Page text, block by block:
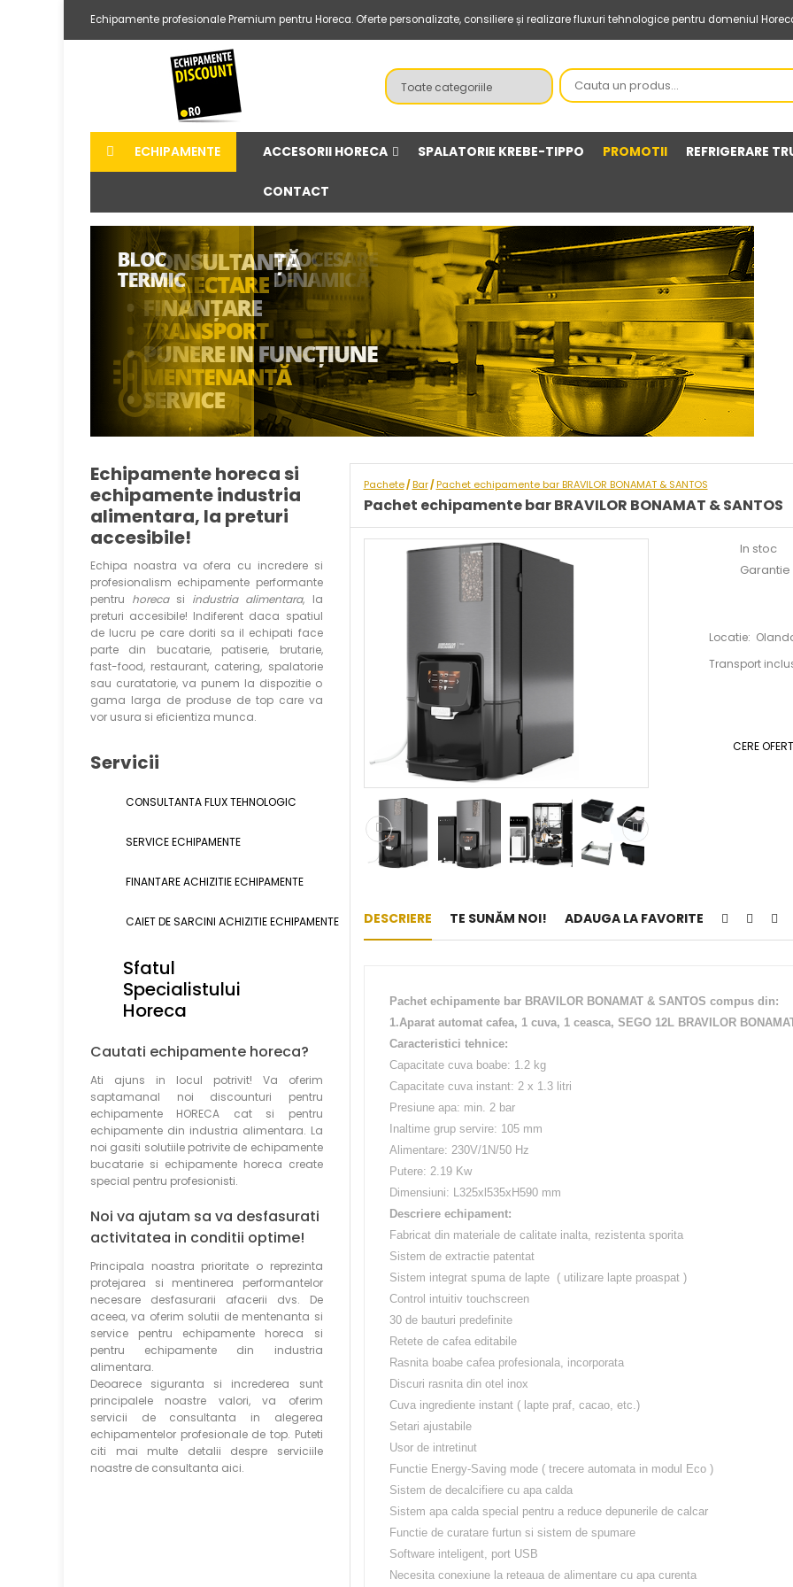
Echipamente profesionale Premium pentru Horeca. Oferte personalizate, consiliere și realizare fluxuri tehnologice pentru domeniul
ECHIPAMENTE ACCESORII HORECA SPALATORIE KREBE-TIPPO PROMOTII REFRIGERARE
CONTACT
Echipamente horeca si
echipamente industria
alimentara, la preturi
accesibile!
Echipa noastra va ofera cu incredere si
profesionalism echipamente performante
pentru horecasi industria alimentara, la
preturi accesibile! Indiferent daca spatiul
de lucru pe care doriti sa il echipati face
parte din bucatarie, patiserie, brutarie,
fast-food, restaurant, catering, spalatorie
sau curatatorie, va punem la dispozitie o
gama larga de produse de top care va
vor usura si eficientiza munca.
Servicii
CONSULTANTA FLUX TEHNOLOGIC
SERVICE ECHIPAMENTE
FINANTARE ACHIZITIE ECHIPAMENTE
CAIET DE SARCINI ACHIZITIEECHIPAMENTE
Sfatul
Specialistului
Horeca
Cautati echipamente horeca?
Ati ajuns in locul potrivit! Va oferim
saptamanal noi discounturi pentru
echipamente HORECA cat si pentru
echipamente din industria alimentara. La
noi gasiti solutiile potrivite de echipamente
bucatarie si echipamente horeca create
special pentru profesionisti.
Noi va ajutam sa va desfasurati
activitatea in conditii optime!
Principala noastra prioritate o reprezinta
protejarea si mentinerea performantelor
necesare desfasurarii afacerii dvs. De
aceea, va oferim solutii de mentenanta si
service pentru echipamente horeca si
pentru echipamente din industria
alimentara.
Deoarece siguranta si increderea sunt
principalele noastre valori, va oferim
servicii de consultanta in alegerea
echipamentelor profesionale de top. Puteti
citi mai multe detalii despre serviciile
noastre de consultanta aici.
Pachete/Bar/Pachet echipamente bar BRAVILOR BONAMAT & SANTOS
Pachet echipamente bar BRAVILOR BONAMAT & SANTOS
In stoc
Garantie
Locatie:
Transport
CERE
DESCRIERE TE SUNĂM NOI! ADAUGA LA FAVORITE
Pachet echipamente bar BRAVILOR BONAMAT & SANTOS compus din:
1.Aparat automat cafea, 1 cuva, 1 ceasca, SEGO 12L BRAVILOR
Caracteristici tehnice:
Capacitate cuva boabe: 1.2 kg
Capacitate cuva instant: 2 x 1.3 litri
Presiune apa: min. 2 bar
Inaltime grup servire: 105 mm
Alimentare: 230V/1N/50 Hz
Putere: 2.19 Kw
Dimensiuni: L325xl535xH590 mm
Descriere echipament:
Fabricat din materiale de calitate inalta, rezistenta sporita
Sistem de extractie patentat
Sistem integrat spuma de lapte ( utilizare lapte proaspat )
Control intuitiv touchscreen
30 de bauturi predefinite
Retete de cafea editabile
Rasnita boabe cafea profesionala, incorporata
Discuri rasnita din otel inox
Cuva ingrediente instant ( lapte praf, cacao, etc.)
Setari ajustabile
Usor de intretinut
Functie Energy-Saving mode ( trecere automata in modul Eco )
Sistem de decalcifiere cu apa calda
Sistem apa calda special pentru a reduce depunerile de calcar
Functie de curatare furtun si sistem de spumare
Software inteligent, port USB
Necesita conexiune la reteaua de alimentare cu apa curenta